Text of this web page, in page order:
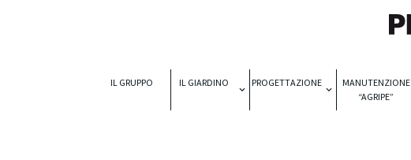
IL GRUPPO IL GIARDINO PROGETTAZIONE
MANUTENZIONE
“AGRIPE”